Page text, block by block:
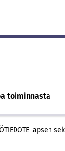
toiminnasta
lapsen